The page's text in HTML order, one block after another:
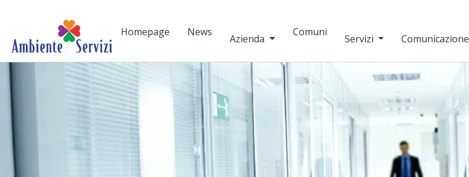
Vai al contenuto principale
Homepage News
Azienda
Comuni
Servizi Comunicazione